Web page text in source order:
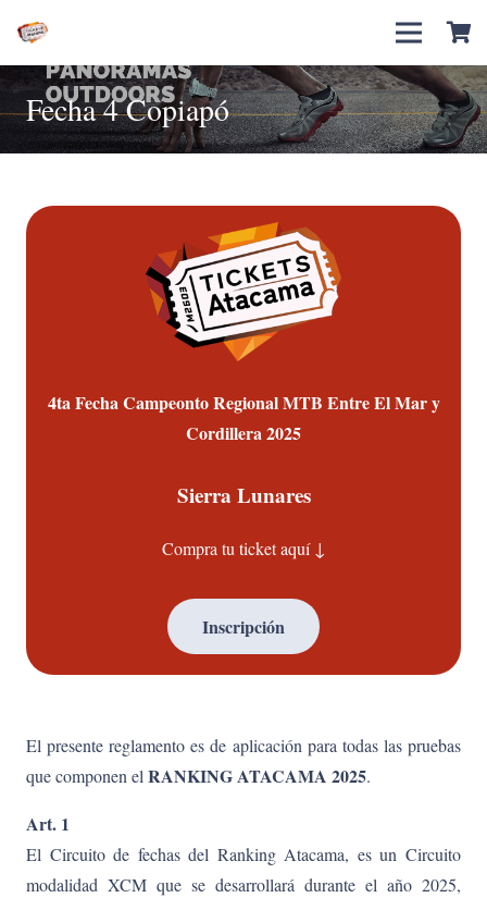
Fecha 4 Copiapó
4ta Fecha Campeonto Regional MTB Entre El Mar y
Cordillera 2025
Sierra Lunares
Compra tu ticket aquí ↓
Inscripción
El presente reglamento es de aplicación para todas las pruebas
que componen elRANKING ATACAMA 2025.
Art. 1
El Circuito de fechas del Ranking Atacama, es un Circuito
modalidad XCM que se desarrollará durante el año 2025,